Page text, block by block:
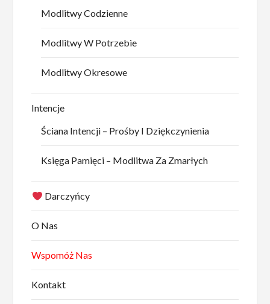
Modlitwy Codzienne
Modlitwy W Potrzebie
Modlitwy Okresowe
Intencje
Ściana Intencji – Prośby I Dziękczynienia
Księga Pamięci – Modlitwa Za Zmarłych
Darczyńcy
O Nas
Wspomóż Nas
Kontakt